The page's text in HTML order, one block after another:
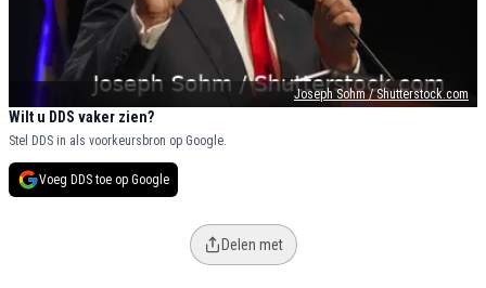
Joseph Sohm / Shutterstock.com
Wilt u DDS vaker zien?
Stel DDS in als voorkeursbron op Google.
Voeg DDS toe op Google
Delen met